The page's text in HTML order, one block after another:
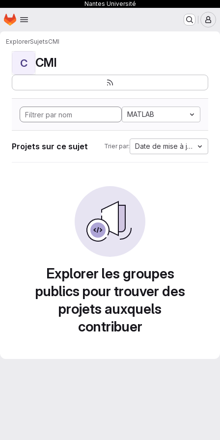
Nantes Université
Passer au contenu principal
Page d'accueil
ExplorerSujetsCMI
C CMI
MATLAB
Projets sur ce sujet Trier par: Date de mise à jour
Explorer les groupes
publics pour trouver des
projets auxquels
contribuer